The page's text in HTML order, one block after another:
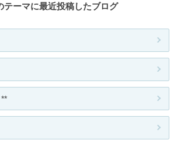
テーマに最近投稿したブログ